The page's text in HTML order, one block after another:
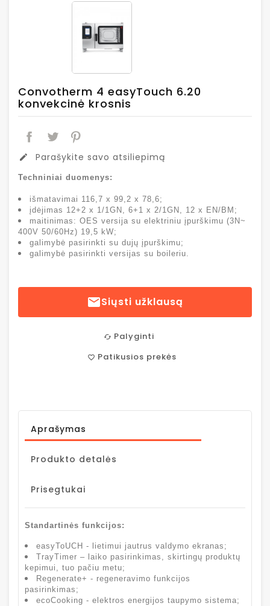
Convotherm 4 easyTouch 6.20
konvekcinė krosnis
edit Parašykite savo atsiliepimą
Techniniai duomenys:
išmatavimai 116,7 x 99,2 x 78,6;
įdėjimas 12+2 x 1/1GN, 6+1 x 2/1GN, 12 x EN/BM;
maitinimas: OES versija su elektriniu įpurškimu (3N~
400V 50/60Hz) 19,5 kW;
galimybė pasirinkti su dujų įpurškimu;
galimybė pasirinkti versijas su boileriu.
Siųsti užklausą
cached Palyginti
favorite_border Patikusios prekės
Aprašymas
Produkto detalės
Prisegtukai
Standartinės funkcijos:
easyToUCH - lietimui jautrus valdymo ekranas;
TrayTimer – laiko pasirinkimas, skirtingų produktų
kepimui, tuo pačiu metu;
Regenerate+ - regeneravimo funkcijos
pasirinkimas;
ecoCooking - elektros energijos taupymo sistema;